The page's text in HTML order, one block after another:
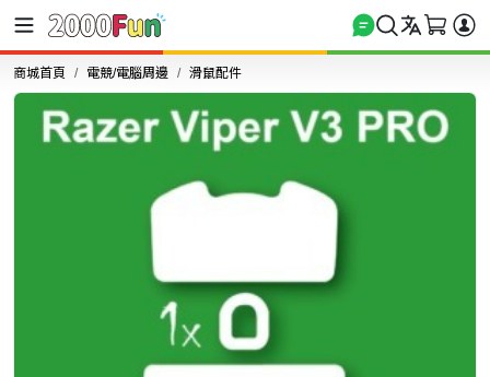
商城首頁 電競/電腦周邊 滑鼠配件